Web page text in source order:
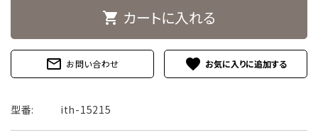
shopping_cart カートに入れる
mail_outline お問い合わせ favorite
型番: ith-15215